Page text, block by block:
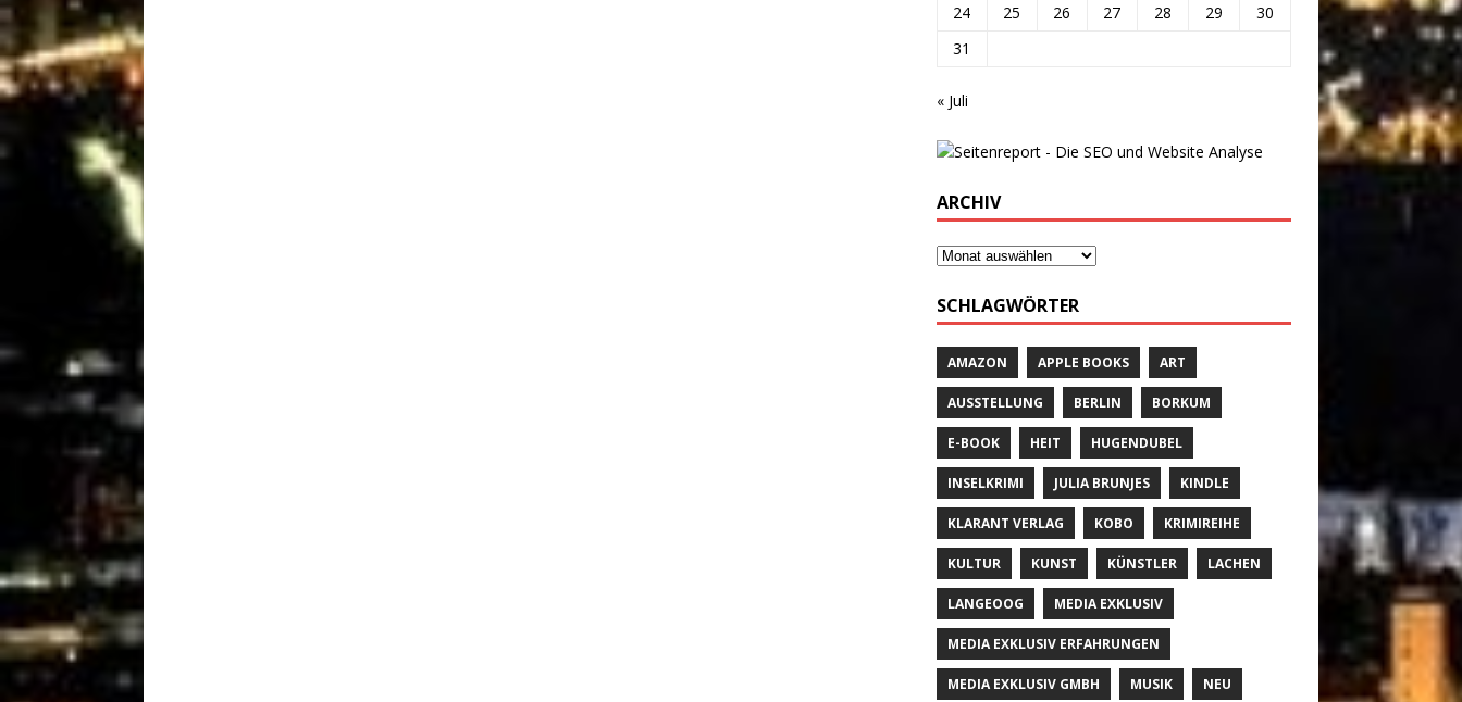
24
25 26 27 28 29
30
31
« Juli
ARCHIV
SCHLAGWÖRTER
AMAZON APPLE BOOKS ART
AUSSTELLUNG BERLIN BORKUM
E-BOOK HEIT HUGENDUBEL
INSELKRIMI JULIA BRUNJES KINDLE
KLARANT VERLAG KOBO KRIMIREIHE
KULTUR KUNST KÜNSTLER LACHEN
LANGEOOG MEDIA EXKLUSIV
MEDIA EXKLUSIV ERFAHRUNGEN
MEDIA EXKLUSIV GMBH MUSIK NEU